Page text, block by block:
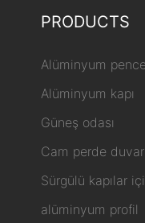
PRODUCTS
Alüminyum
Alüminyum kapı
Güneş odası
Cam perde duvarı
Sürgülü kapılar
alüminyum profil